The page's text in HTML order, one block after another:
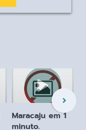
Maracaju em 1
minuto.